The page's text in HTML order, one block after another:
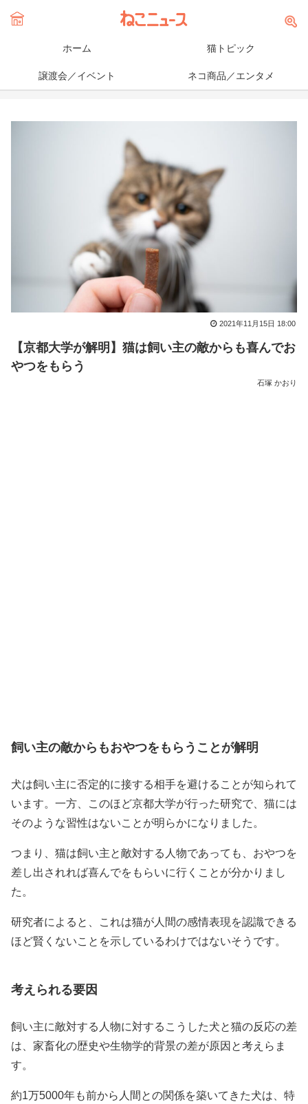
ホーム 猫トピック
譲渡会／イベント ネコ商品／エンタメ
【京都大学が解明】猫は飼い主の敵からも喜んでお
やつをもらう
2021年11月15日 18:00
石塚 かおり
飼い主の敵からもおやつをもらうことが解明
犬は飼い主に否定的に接する相手を避けることが知られて
います。一方、このほど京都大学が行った研究で、猫には
そのような習性はないことが明らかになりました。
つまり、猫は飼い主と敵対する人物であっても、おやつを
差し出されれば喜んでをもらいに行くことが分かりまし
た。
研究者によると、これは猫が人間の感情表現を認識できる
ほど賢くないことを示しているわけではないそうです。
考えられる要因
飼い主に敵対する人物に対するこうした犬と猫の反応の差
は、家畜化の歴史や生物学的背景の差が原因と考えらま
す。
約1万5000年も前から人間との関係を築いてきた犬は、特